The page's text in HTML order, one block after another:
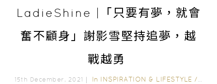
LadieShine |「只要有夢，就會
奮不顧身」謝影雪堅持追夢，越
戰越勇
15th December, 2021｜ In INSPIRATION & LIFESTYLE /